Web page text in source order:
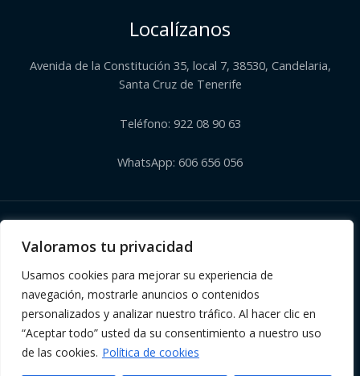
Valoramos tu privacidad
Usamos cookies para mejorar su experiencia de
navegación, mostrarle anuncios o contenidos
personalizados y analizar nuestro tráfico. Al hacer clic en
“Aceptar todo” usted da su consentimiento a nuestro uso
de las cookies. Política de cookies
Localízanos
Avenida de la Constitución 35, local 7, 38530, Candelaria,
Santa Cruz de Tenerife
Teléfono: 922 08 90 63
WhatsApp: 606 656 056